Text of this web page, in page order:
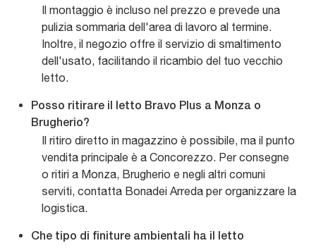
Il montaggio è incluso nel prezzo e prevede una
pulizia sommaria dell'area di lavoro al termine.
Inoltre, il negozio offre il servizio di smaltimento
dell'usato, facilitando il ricambio del tuo vecchio
letto.
Posso ritirare il letto Bravo Plus a Monza o
Brugherio?
Il ritiro diretto in magazzino è possibile, ma il punto
vendita principale è a Concorezzo. Per consegne
o ritiri a Monza, Brugherio e negli altri comuni
serviti, contatta Bonadei Arreda per organizzare la
logistica.
Che tipo di finiture ambientali ha il letto